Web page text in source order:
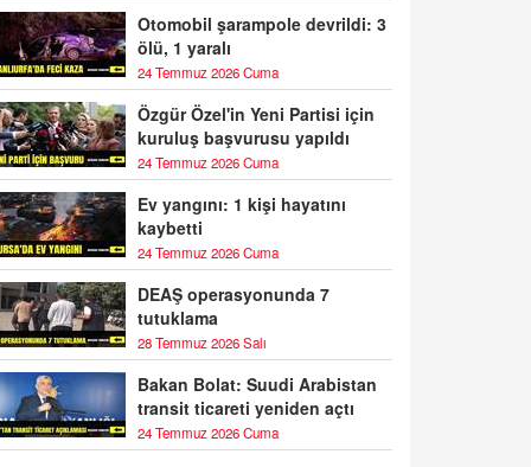
Otomobil şarampole devrildi: 3
ölü, 1 yaralı
24 Temmuz 2026 Cuma
Özgür Özel'in Yeni Partisi için
kuruluş başvurusu yapıldı
24 Temmuz 2026 Cuma
Ev yangını: 1 kişi hayatını
kaybetti
24 Temmuz 2026 Cuma
DEAŞ operasyonunda 7
tutuklama
28 Temmuz 2026 Salı
Bakan Bolat: Suudi Arabistan
transit ticareti yeniden açtı
24 Temmuz 2026 Cuma